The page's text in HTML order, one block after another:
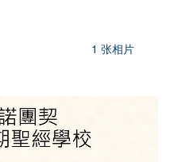
1 张相片